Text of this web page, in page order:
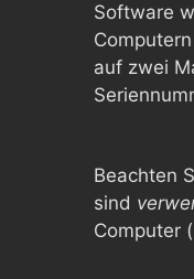
Software
auf zwei
Beachten
sind
Computer